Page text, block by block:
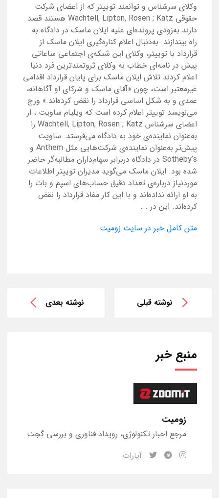
وکلای سرشناس و توانمند توییتر که از اعضای شرکت
حقوقی Wachtell, Lipton, Rosen ; Katz هستند قصد
دارند به‌زودی پرونده‌ای علیه ایلان ماسک در دادگاه به
راه بیندازند. به‌دنبال اعلام کناره‌گیری ایلان ماسک از
قرارداد با توییتر، وکلای این شبکه‌ی اجتماعی ساعاتی
پیش در نامه‌ای خطاب به وکلای ثروتمندترین فرد دنیا
اعلام کردند تلاش ایلان ماسک برای پایان قرارداد اقدامی
غیرمعتبر است، چون «آقای ماسک و شرکای او آگاهانه،
عمدی و به شکل اساسی قرارداد را نقض کرده‌اند.» ورج
می‌نویسد توییتر اعلام کرده است که ویلیام ساویت ، از
اعضای سرشناس Wachtell, Lipton, Rosen ; Katz را
به‌عنوان نماینده‌ی خود به دادگاه می‌فرستد. ساویت
پیش‌تر به‌عنوان نماینده‌ی شرکت‌هایی مثل Anthem و
Sotheby’s در دادگاه دربرابر سهام‌داران مطالبه‌گر حاضر
شده بود. ایلان ماسک می‌گوید مدیران توییتر اطلاعات
موردنیاز درباره‌ی تعداد دقیق حساب‌‌های اسپم و بات را
به او ارائه نداده‌اند و با این کار مفاد قرارداد را نقض
کرده‌اند. این در ...
متن کامل خبر در سایت زومیت
نوشته قبلی نوشته بعدی
منبع خبر
زومیت
مرجع اخبار تکنولوژی، رویداد‌ فناوری و بررسی گجت‌
آپارات